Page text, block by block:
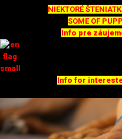
NIEKTORÉ
SOME OF
Info pre
Info for